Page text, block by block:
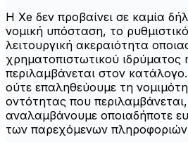
Η Xe δεν προβαίνει σε καμία
νομική υπόσταση, το
λειτουργική ακεραιότητα
χρηματοπιστωτικού
περιλαμβάνεται στον
ούτε επαληθεύουμε τη
οντότητας που
αναλαμβάνουμε οποιαδήποτε
των παρεχόμενων